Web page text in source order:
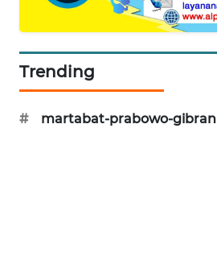
Trending
# martabat-prabowo-gibran
CILEUNGSI
NEWS
BERKAT